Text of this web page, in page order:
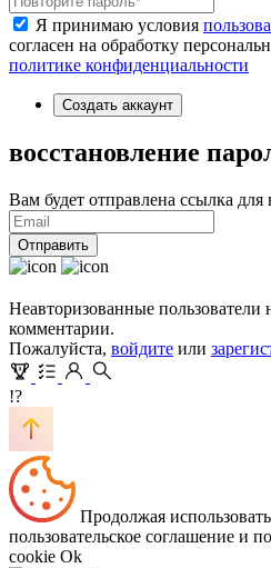
Я принимаю условия
согласен на обработку
политике конфиденциальности
Создать аккаунт
восстановление
Вам будет отправлена ссылка для
Отправить
Неавторизованные пользователи
комментарии.
Пожалуйста, войдите или
!?
Продолжая
пользовательское соглашение и
cookie Ok